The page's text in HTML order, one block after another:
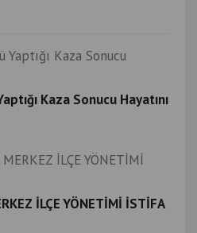
Kaza Sonucu Hayatını
İLÇE YÖNETİMİ İSTİFA